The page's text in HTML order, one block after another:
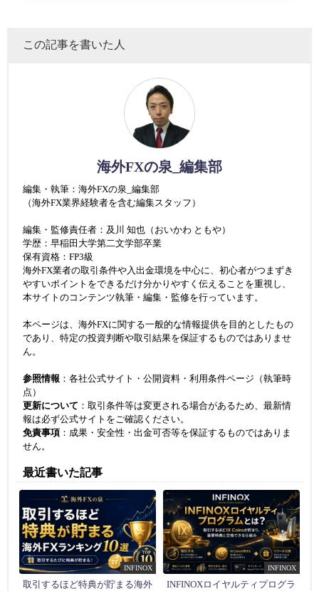
この記事を書いた人
海外FXの泉_編集部
編集・執筆：海外FXの泉_編集部
（海外FX業界経験者を含む編集スタッフ）
編集・監修責任者：及川 知也（おいかわ ともや）
学歴：早稲田大学第二文学部卒業
保有資格：FP3級
海外FX業者の取引条件や入出金環境を中心に、初心者がつまずき
やすいポイントをできるだけ分かりやすく伝えることを重視し、
本サイトのコンテンツ執筆・編集・監修を行っています。
本ページは、海外FXに関する一般的な情報提供を目的としたもの
であり、特定の投資判断や取引結果を保証するものではありませ
ん。
参照情報 ：各社公式サイト・公開資料・利用条件ページ（執筆時
点）
更新について ：取引条件等は変更される場合があるため、最新情
報は必ず公式サイトをご確認ください。
免責事項 ：成果・安全性・出金可否等を保証するものではありま
せん。
最近書いた記事
INFINOX
取引するほど特典が貯まる海外
INFINOX
INFINOXロイヤルティプログラ